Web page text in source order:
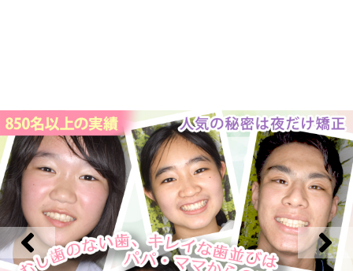
へ
ス
キ
ッ
プ
今井歯科クリニック